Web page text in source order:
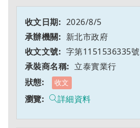
2026/8/5
新北市政府
字第1151536335號
立泰實業行
收文
詳細資料